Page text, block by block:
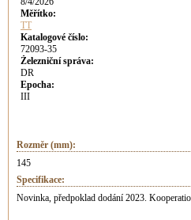
Měřítko:
TT
Katalogové číslo:
72093-35
Železniční správa:
DR
Epocha:
III
Rozměr (mm):
145
Specifikace:
Novinka, předpoklad dodání 2023.